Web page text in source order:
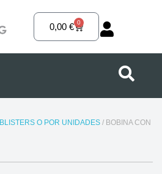
0,00€ 0
Carrito
BLISTERS O POR UNIDADES/ BOBINA CON